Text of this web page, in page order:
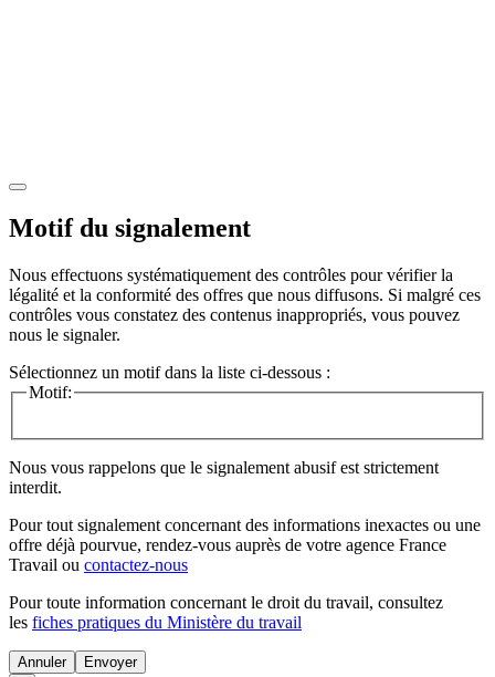
Motif du signalement
Nous effectuons systématiquement des contrôles pour vérifier la
légalité et la conformité des offres que nous diffusons. Si malgré ces
contrôles vous constatez des contenus inappropriés, vous pouvez
nous le signaler.
Sélectionnez un motif dans la liste ci-dessous :
Motif:
Nous vous rappelons que le signalement abusif est strictement
interdit.
Pour tout signalement concernant des informations inexactes ou une
offre déjà pourvue, rendez-vous auprès de votre agence France
Travail ou contactez-nous
Pour toute information concernant le droit du travail, consultez
les fiches pratiques du Ministère du travail
Annuler